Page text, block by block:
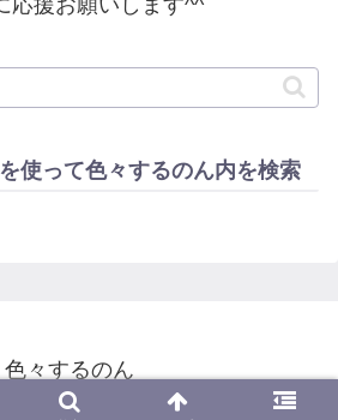
使って色々するのん内を検索
色々するのん
2026 色々するのん.